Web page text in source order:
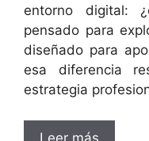
entorno digital:
pensado para
diseñado para
esa diferencia
estrategia
Leer más